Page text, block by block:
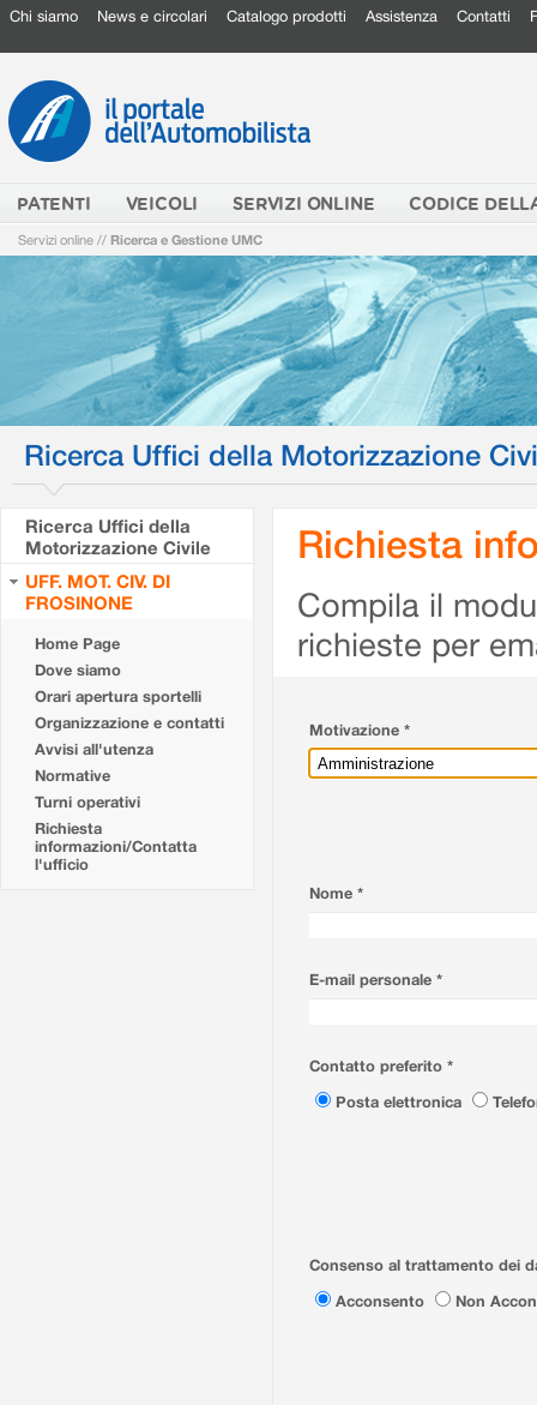
Chi siamo News e circolari Catalogo prodotti Assistenza Contatti
PATENTI VEICOLI SERVIZI ONLINE CODICE
Servizi online // Ricerca e Gestione UMC
Ricerca Uffici della Motorizzazione
Ricerca Uffici della
Motorizzazione Civile
UFF. MOT. CIV. DI
FROSINONE
Home Page
Dove siamo
Orari apertura sportelli
Organizzazione e contatti
Avvisi all'utenza
Normative
Turni operativi
Richiesta
informazioni/Contatta
l'ufficio
Richiesta
Compila il
richieste per
Motivazione *
Nome *
E-mail personale *
Contatto preferito *
Posta elettronica
Consenso al trattamento dei
Acconsento
Non